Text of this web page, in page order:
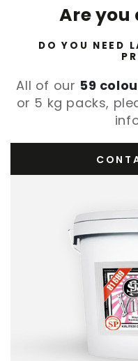
Are you
DO YOU NEED
All of our 59
or 5 kg packs,